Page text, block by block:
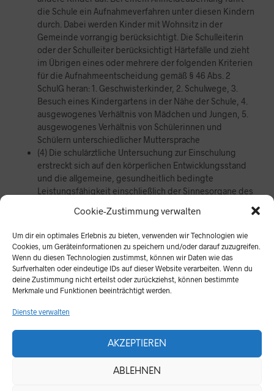
Cookie-Zustimmung verwalten
Um dir ein optimales Erlebnis zu bieten, verwenden wir Technologien wie
Cookies, um Geräteinformationen zu speichern und/oder darauf zuzugreifen.
Wenn du diesen Technologien zustimmst, können wir Daten wie das
Surfverhalten oder eindeutige IDs auf dieser Website verarbeiten. Wenn du
deine Zustimmung nicht erteilst oder zurückziehst, können bestimmte
Merkmale und Funktionen beeinträchtigt werden.
Dienste verwalten
AKZEPTIEREN
ABLEHNEN
die Schule ein Aufnahmeverfahren unter diesen Kindern
durch. Dabei werden Kinder mit Wohnsitz in der
Gemeinde vorrangig berücksichtigt. Die Schulleiterin
oder der Schulleiter berücksichtigt Härtefälle und zieht
im Übrigen eines oder mehrere der folgenden Kriterien
für die Aufnahmeentscheidung gemäß § 46 Abs. 2
SchulG heran: 1. Geschwisterkinder, 2. Schulwege, 3.
Besuch eines Kindergartens in der Nähe der Schule, 4.
ausgewogenes Verhältnis von Mädchen und Jungen, 5.
ausgewogenes Verhältnis von Schülerinnen und
Schülern unterschiedlicher Muttersprache
(4) Die schulärztliche Untersuchung zur Einschulung
erstreckt sich auf den körperlichen Entwicklungsstand
und die allgemeine, gesundheitlich bedingte
Leistungsfähigkeit einschließlich der Sinnesorgane des
nicht aufgenommen! Eine Anmeldung an einer weiteren
KATEGORIEN:#AKTUELL,ABC-KGS,ÜBERGANG IN KLASSE 1
44141 Dortmund